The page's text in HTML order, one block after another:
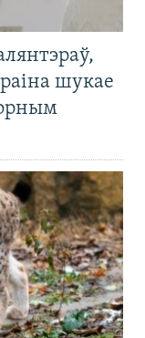
шукае